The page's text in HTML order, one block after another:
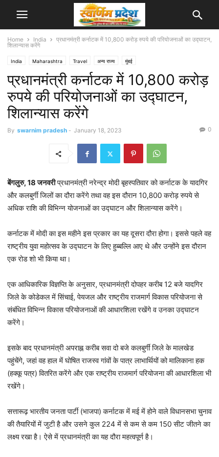
Home India
प्रधानमंत्री कर्नाटक में 10,800 करोड़ रुपये की परियोजनाओं का उद्घाटन,
शिलान्यास करेंगे
India Maharashtra Travel अन्य राज्य मुंबई
प्रधानमंत्री कर्नाटक में 10,800 करोड़
रुपये की परियोजनाओं का उद्घाटन,
शिलान्यास करेंगे
By swarnim pradesh - January 18, 2023 0
बेंगलुरु, 18 जनवरीप्रधानमंत्री नरेन्द्र मोदी बृहस्पतिवार को कर्नाटक के यादगिर
और कलबुर्गी जिलों का दौरा करेंगे तथा वह इस दौरान 10,800 करोड़ रुपये से
अधिक राशि की विभिन्न योजनाओं का उद्घाटन और शिलान्यास करेंगे।
कर्नाटक में मोदी का इस महीने इस प्रकार का यह दूसरा दौरा होगा। इससे पहले वह
राष्ट्रीय युवा महोत्सव के उद्घाटन के लिए हुब्बल्लि आए थे और उन्होंने इस दौरान
एक रोड शो भी किया था।
एक आधिकारिक विज्ञप्ति के अनुसार, प्रधानमंत्री दोपहर करीब 12 बजे यादगिर
जिले के कोडेकल में सिंचाई, पेयजल और राष्ट्रीय राजमार्ग विकास परियोजना से
संबंधित विभिन्न विकास परियोजनाओं की आधारशिला रखेंगे व उनका उद्घाटन
करेंगे।
इसके बाद प्रधानमंत्री अपराह्न करीब सवा दो बजे कलबुर्गी जिले के मालखेड
पहुंचेंगे, जहां वह हाल में घोषित राजस्व गांवों के पात्र लाभार्थियों को मालिकाना हक
(हक्कू पत्र) वितरित करेंगे और एक राष्ट्रीय राजमार्ग परियोजना की आधारशिला भी
रखेंगे।
सत्तारूढ़ भारतीय जनता पार्टी (भाजपा) कर्नाटक में मई में होने वाले विधानसभा चुनाव
की तैयारियों में जुटी है और उसने कुल 224 में से कम से कम 150 सीट जीतने का
लक्ष्य रखा है। ऐसे में प्रधानमंत्री का यह दौरा महत्वपूर्ण है।